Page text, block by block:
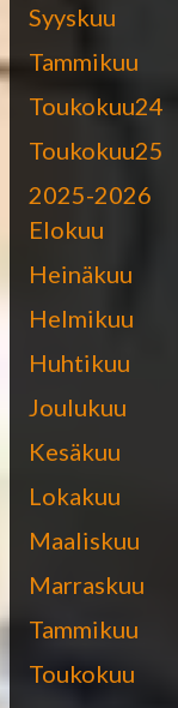
Syyskuu
Tammikuu
Toukokuu24
Toukokuu25
2025-2026
Elokuu
Heinäkuu
Helmikuu
Huhtikuu
Joulukuu
Kesäkuu
Lokakuu
Maaliskuu
Marraskuu
Tammikuu
Toukokuu